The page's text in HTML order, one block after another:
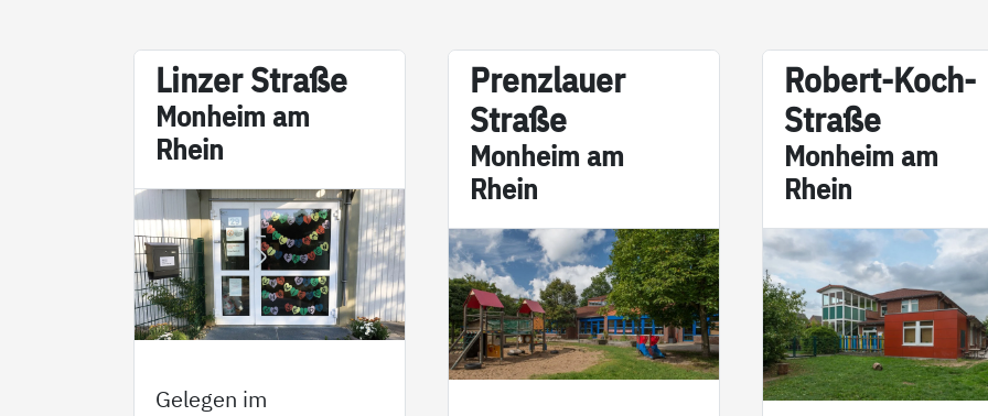
Lin­zer Stra­ße
Mon­heim am
Rhein
Gelegen im
Pren­z­lau­er
Stra­­ße
Mon­heim am
Rhein
Robert-Koch-
Stra­­ße
Mon­heim am
Rhein